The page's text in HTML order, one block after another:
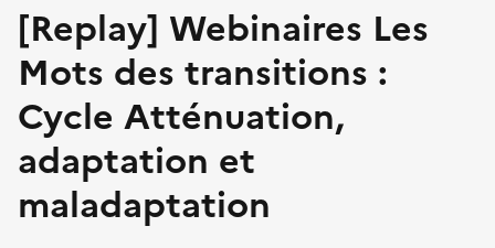
[Replay] Webinaires Les
Mots des transitions :
Cycle Atténuation,
adaptation et
maladaptation